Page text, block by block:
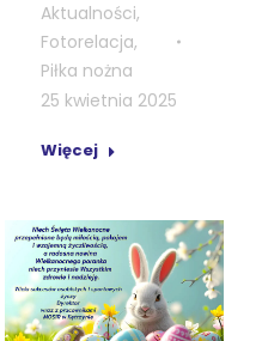
Aktualności,
Fotorelacja,
Piłka nożna
25 kwietnia 2025
Więcej